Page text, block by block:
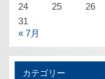
24
25 26
31
« 7月
カテゴリー